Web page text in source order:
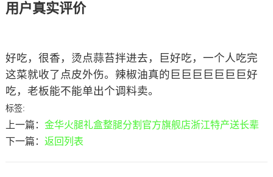
用户真实评价
好吃，很香，烫点蒜苔拌进去，巨好吃，一个人吃完
这菜就收了点皮外伤。辣椒油真的巨巨巨巨巨巨巨好
吃，老板能不能单出个调料卖。
标签:
上一篇： 金华火腿礼盒整腿分割官方旗舰店浙江特产送长辈
下一篇： 返回列表